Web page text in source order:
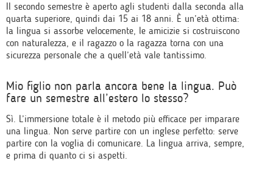
Il secondo semestre è aperto agli studenti dalla seconda alla
quarta superiore, quindi dai 15 ai 18 anni. È un’età ottima:
la lingua si assorbe velocemente, le amicizie si costruiscono
con naturalezza, e il ragazzo o la ragazza torna con una
sicurezza personale che a quell’età vale tantissimo.
Mio figlio non parla ancora bene la lingua. Può
fare un semestre all’estero lo stesso?
Sì. L’immersione totale è il metodo più efficace per imparare
una lingua. Non serve partire con un inglese perfetto: serve
partire con la voglia di comunicare. La lingua arriva, sempre,
e prima di quanto ci si aspetti.